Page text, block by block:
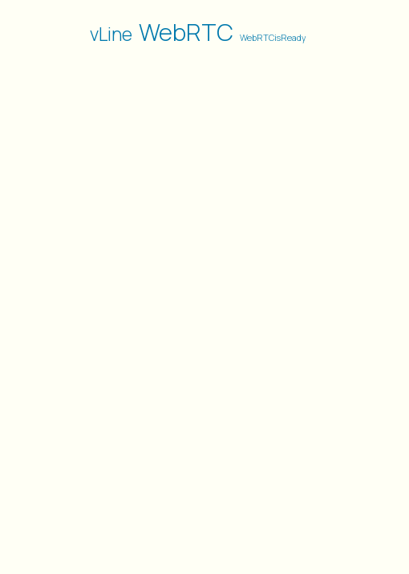
vLine WebRTC WebRTCisReady